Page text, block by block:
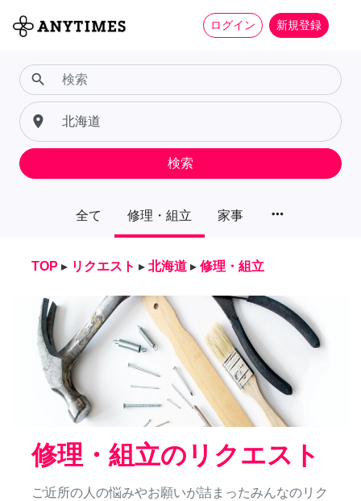
ログイン 新規登録
全て 修理・組立 家事 more_horiz
search
place
検索
TOP ▸ リクエスト ▸ 北海道 ▸ 修理・組立
修理・組立のリクエスト
ご近所の人の悩みやお願いが詰まったみんなのリク